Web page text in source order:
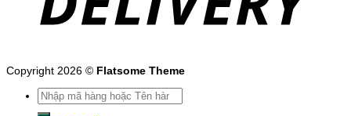
Copyright 2026 © Flatsome Theme
Tìm
kiếm: